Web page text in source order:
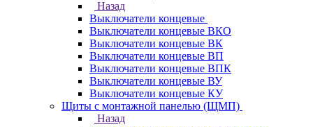
Назад
Выключатели концевые
Выключатели концевые ВКО
Выключатели концевые ВК
Выключатели концевые ВП
Выключатели концевые ВПК
Выключатели концевые ВУ
Выключатели концевые КУ
Щиты с монтажной панелью (ЩМП)
Назад